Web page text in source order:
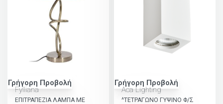
Γρήγορη Προβολή
Fylliana
ΕΠΙΤΡΑΠΕΖΙΑ ΛΑΜΠΑ ΜΕ
Γρήγορη Προβολή
Aca Lighting
^ΤΕΤΡΑΓΩΝΟ ΓΥΨΙΝΟ Φ/Σ